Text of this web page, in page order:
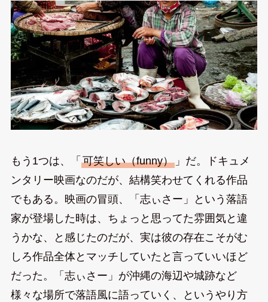
もう1つは、「 可笑しい（funny）」だ。ドキュメ
ンタリー映画なのだが、結構笑わせてくれる作品
でもある。映画の冒頭、「志ぃさー」という落語
家が登場した時は、ちょっと思ってた雰囲気と違
うかな、と感じたのだが、実は彼の存在こそがむ
しろ作品全体とマッチしていたと言っていいほど
だった。「志ぃさー」が沖縄の海辺や城跡など
様々な場所で落語風に語っていく、というやり方